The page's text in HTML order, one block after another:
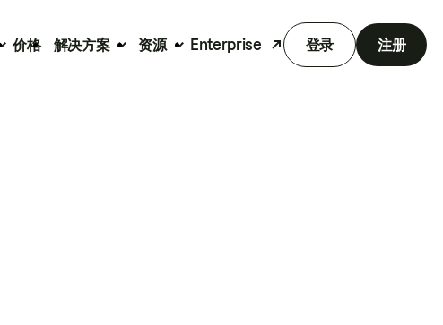
价格 解决方案 资源 Enterprise 登录 注册